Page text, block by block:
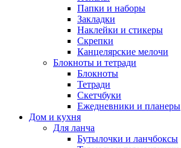
Папки и наборы
Закладки
Наклейки и стикеры
Скрепки
Канцелярские мелочи
Блокноты и тетради
Блокноты
Тетради
Скетчбуки
Ежедневники и планеры
Дом и кухня
Для ланча
Бутылочки и ланчбоксы